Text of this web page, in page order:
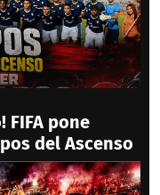
FIFA pone
del Ascenso